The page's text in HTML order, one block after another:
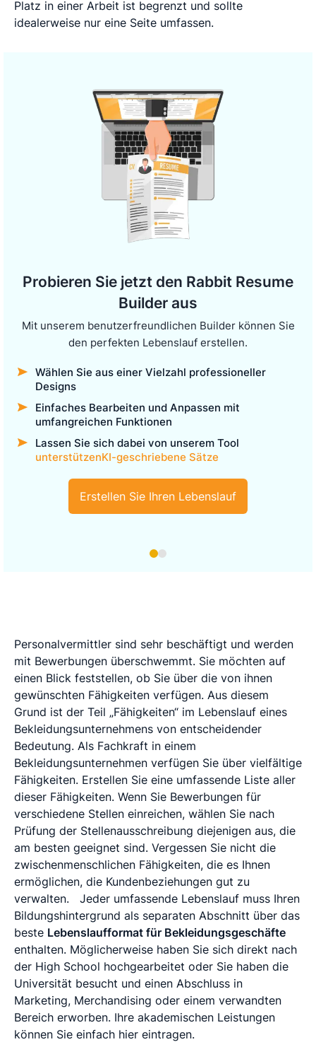
Platz in einer Arbeit ist begrenzt und sollte
idealerweise nur eine Seite umfassen.
Probieren Sie jetzt den Rabbit Resume
Builder aus
Mit unserem benutzerfreundlichen Builder können Sie
den perfekten Lebenslauf erstellen.
Wählen Sie aus einer Vielzahl professioneller
Designs
Einfaches Bearbeiten und Anpassen mit
umfangreichen Funktionen
Lassen Sie sich dabei von unserem Tool
unterstützenKI-geschriebene Sätze
Erstellen Sie Ihren Lebenslauf
Personalvermittler sind sehr beschäftigt und werden
mit Bewerbungen überschwemmt. Sie möchten auf
einen Blick feststellen, ob Sie über die von ihnen
gewünschten Fähigkeiten verfügen. Aus diesem
Grund ist der Teil „Fähigkeiten“ im Lebenslauf eines
Bekleidungsunternehmens von entscheidender
Bedeutung. Als Fachkraft in einem
Bekleidungsunternehmen verfügen Sie über vielfältige
Fähigkeiten. Erstellen Sie eine umfassende Liste aller
dieser Fähigkeiten. Wenn Sie Bewerbungen für
verschiedene Stellen einreichen, wählen Sie nach
Prüfung der Stellenausschreibung diejenigen aus, die
am besten geeignet sind. Vergessen Sie nicht die
zwischenmenschlichen Fähigkeiten, die es Ihnen
ermöglichen, die Kundenbeziehungen gut zu
verwalten.
Jeder umfassende Lebenslauf muss Ihren
Bildungshintergrund als separaten Abschnitt über das
beste Lebenslaufformat für Bekleidungsgeschäfte
enthalten. Möglicherweise haben Sie sich direkt nach
der High School hochgearbeitet oder Sie haben die
Universität besucht und einen Abschluss in
Marketing, Merchandising oder einem verwandten
Bereich erworben. Ihre akademischen Leistungen
können Sie einfach hier eintragen.